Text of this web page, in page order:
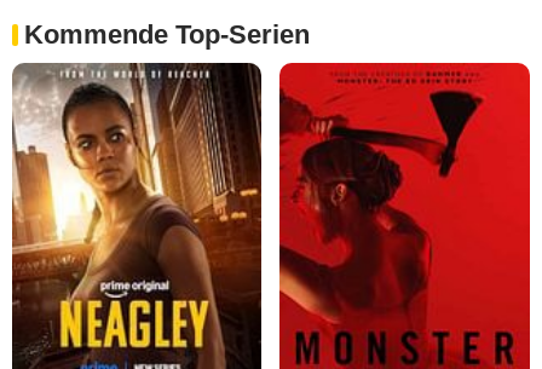
Kommende Top-Serien